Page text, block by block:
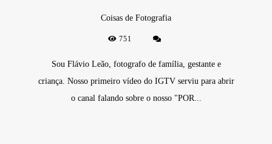
Coisas de Fotografia
751
Sou Flávio Leão, fotografo de família, gestante e
criança. Nosso primeiro vídeo do IGTV serviu para abrir
o canal falando sobre o nosso "POR...